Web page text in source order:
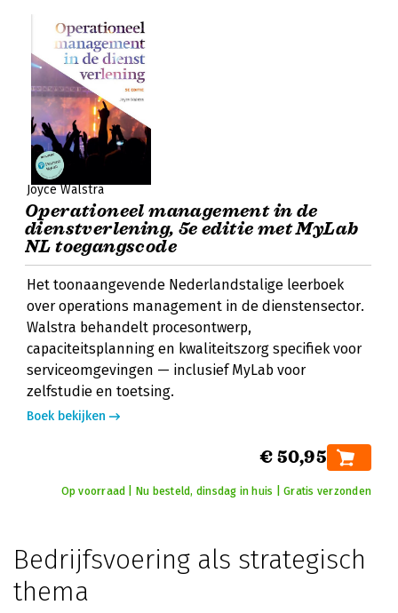
Joyce Walstra
Operationeel management in de
dienstverlening, 5e editie met MyLab
NL toegangscode
Het toonaangevende Nederlandstalige leerboek
over operations management in de dienstensector.
Walstra behandelt procesontwerp,
capaciteitsplanning en kwaliteitszorg specifiek voor
serviceomgevingen — inclusief MyLab voor
zelfstudie en toetsing.
Boek bekijken
€ 50,95
Op voorraad | Nu besteld, dinsdag in huis | Gratis verzonden
Bedrijfsvoering als strategisch
thema